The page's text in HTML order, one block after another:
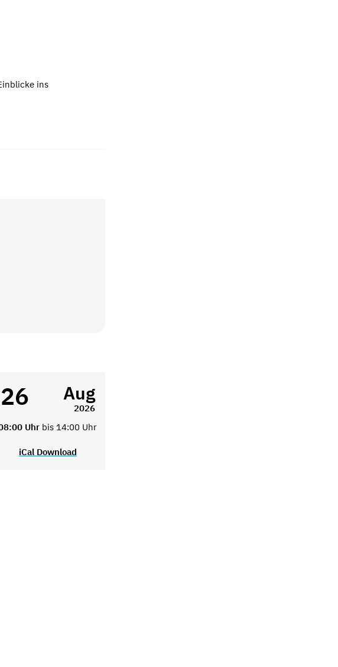
ins
26 Aug
2026
Uhr bis 14:00 Uhr
iCal Download